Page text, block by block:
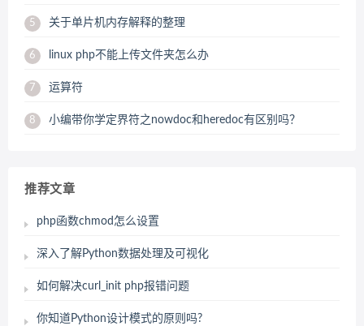
5 关于单片机内存解释的整理
6 linux php不能上传文件夹怎么办
7 运算符
8 小编带你学定界符之nowdoc和heredoc有区别吗？
推荐文章
php函数chmod怎么设置
深入了解Python数据处理及可视化
如何解决curl_init php报错问题
你知道Python设计模式的原则吗?